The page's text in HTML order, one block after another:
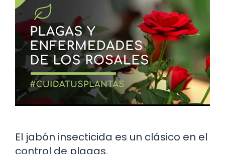
El jabón insecticida es un clásico en el
control de plagas.